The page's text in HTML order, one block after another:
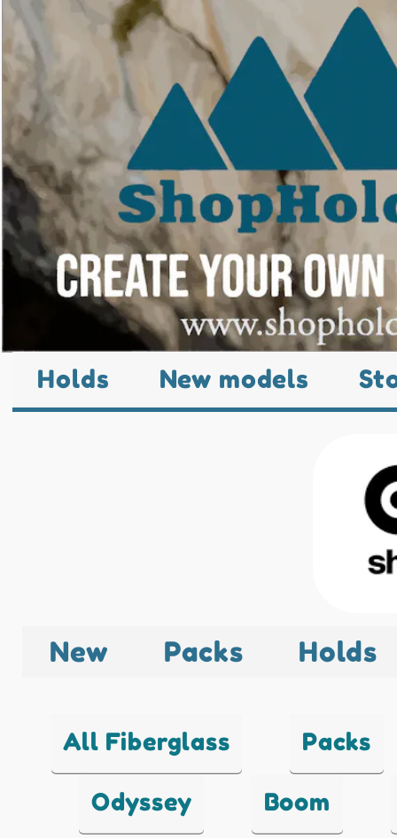
Holds New models
New Packs Holds
All Fiberglass Packs
Odyssey Boom